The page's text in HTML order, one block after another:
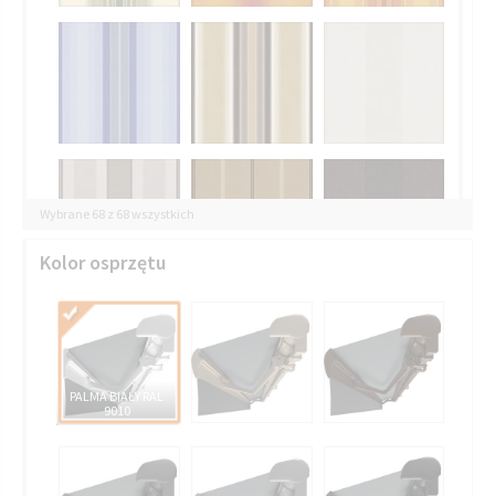
AWN 3861 SALERNO
Wybrane 68 z 68 wszystkich
Kolor osprzętu
PALMA BIAŁY RAL
9010